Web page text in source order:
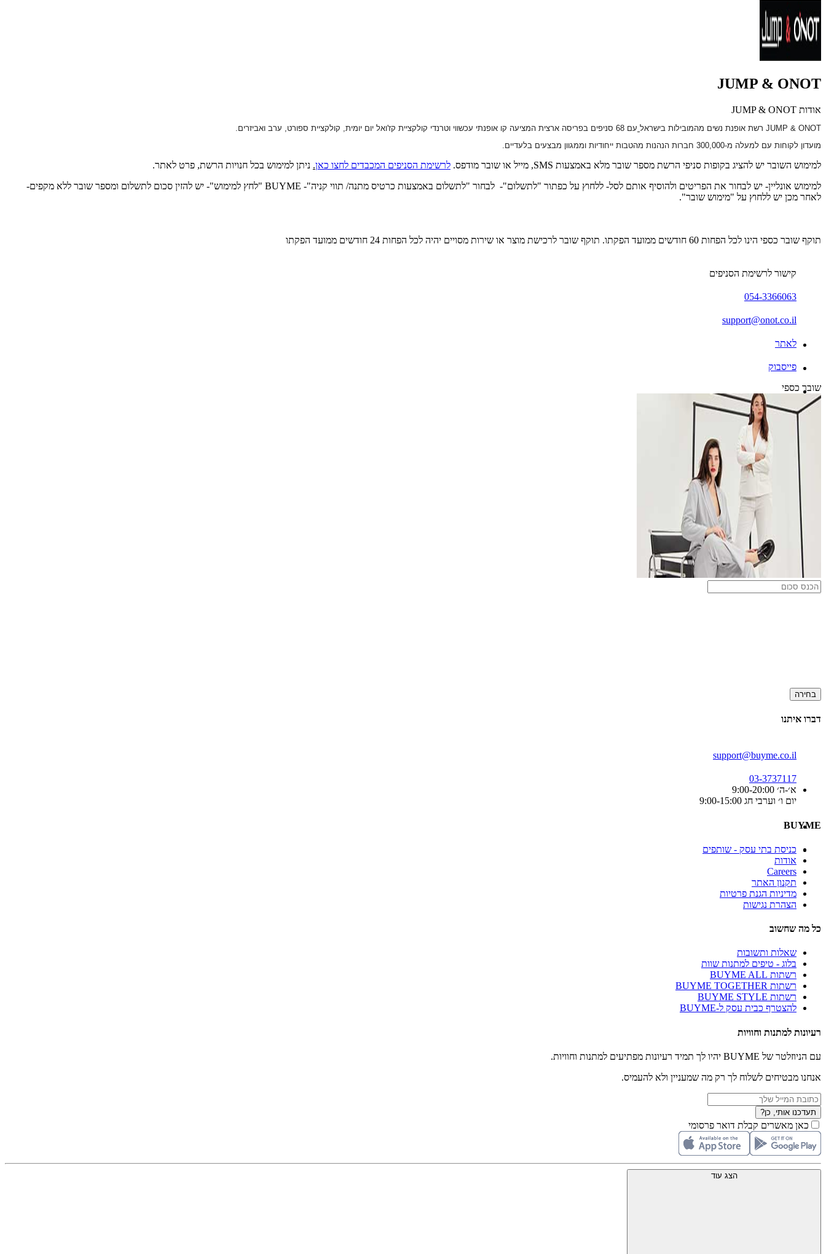
JUMP & ONOT
אודות JUMP & ONOT
JUMP & ONOT רשת אופנת נשים מהמובילות בישראל עם 68 סניפים בפריסה ארצית המציעה קו אופנתי עכשווי וטרנדי קולקציית קז'ואל יום יומית, קולקציית ספורט, ערב ואביזרים.
מועדון לקוחות עם למעלה מ-300,000 חברות הנהנות מהטבות ייחודיות וממגוון מבצעים בלעדיים
למימוש השובר יש להציג בקופות סניפי הרשת מספר שובר מלא באמצעות SMS, מייל או שובר מודפס. לרשימת הסניפים המכבדים לחצו כאן. ניתן למימוש בכל חנויות הרשת, פרט לאתר.
למימוש אונליין- יש לבחור את הפריטים ולהוסיף אותם לסל- ללחוץ על כפתור "לתשלום"- לבחור "לתשלום באמצעות כרטיס מתנה/ תווי קניה"- BUYME "לחץ למימוש"- יש להזין סכום לתשלום ומספר שובר ללא מקפים-
לאחר מכן יש ללחוץ על "מימוש שובר".
תוקף שובר כספי הינו לכל הפחות 60 חודשים ממועד הפקתו. תוקף שובר לרכישת מוצר או שירות מסויים יהיה לכל הפחות 24 חודשים ממועד הפקתו
קישור לרשימת הסניפים
054-3366063
support@onot.co.il
לאתר
פייסבוק
שובר כספי
בחירה
דברו איתנו
support@buyme.co.il
03-3737117
א׳-ה׳ 9:00-20:00
יום ו׳ וערבי חג 9:00-15:00
BUYME
כניסת בתי עסק - שותפים
אודות
Careers
תקנון האתר
מדיניות הגנת פרטיות
הצהרת נגישות
כל מה שחשוב
שאלות ותשובות
בלוג - טיפים למתנות שוות
רשתות BUYME ALL
רשתות BUYME TOGETHER
רשתות BUYME STYLE
להצטרף כבית עסק ל-BUYME
רעיונות למתנות וחוויות
עם הניוזלטר של BUYME יהיו לך תמיד רעיונות מפתיעים למתנות וחוויות.
אנחנו מבטיחים לשלוח לך רק מה שמעניין ולא להעמיס.
תעדכנו אותי, כן?
כאן מאשרים קבלת דואר פרסומי
הצג עוד